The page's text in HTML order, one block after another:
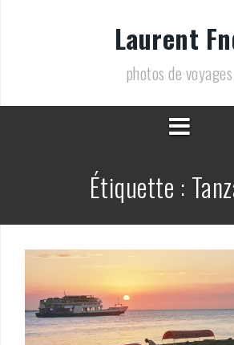
Laurent
photos de voyages
Étiquette :